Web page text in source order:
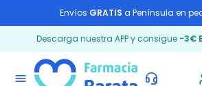
Envíos GRATIS a Península en
Descarga nuestra APP y consigue -3€
menu